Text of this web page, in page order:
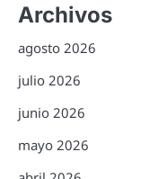
Archivos
agosto 2026
julio 2026
junio 2026
mayo 2026